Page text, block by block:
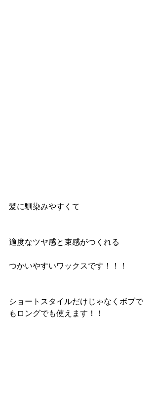
髪に馴染みやすくて
適度なツヤ感と束感がつくれる
つかいやすいワックスです！！！
ショートスタイルだけじゃなくボブで
もロングでも使えます！！